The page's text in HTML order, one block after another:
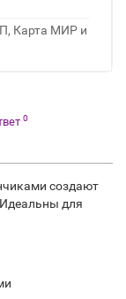
Карта МИР и
0
создают
для